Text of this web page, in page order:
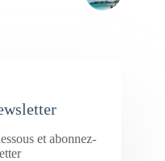
et abonnez-